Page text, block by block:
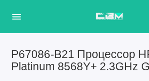
P67086-B21 Процессор
Platinum 8568Y+ 2.3GHz